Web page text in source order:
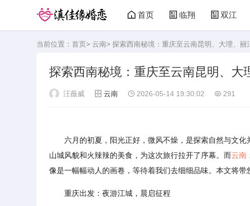
首页 临翔 双江
当前位置： 首页> 云南> 探索西南秘境：重庆至云南昆明、大理、丽
探索西南秘境：重庆至云南昆明、大
汪薇威 云南 2026-05-14 19:30:02 291
六月的初夏，阳光正好，微风不燥，是探索自然与文
山城风貌和火辣辣的美食，为这次旅行拉开了序幕。而云南
像是一幅幅动人的画卷，等待着我们去细细品味。本文将
重庆出发：夜游江城，晨启征程